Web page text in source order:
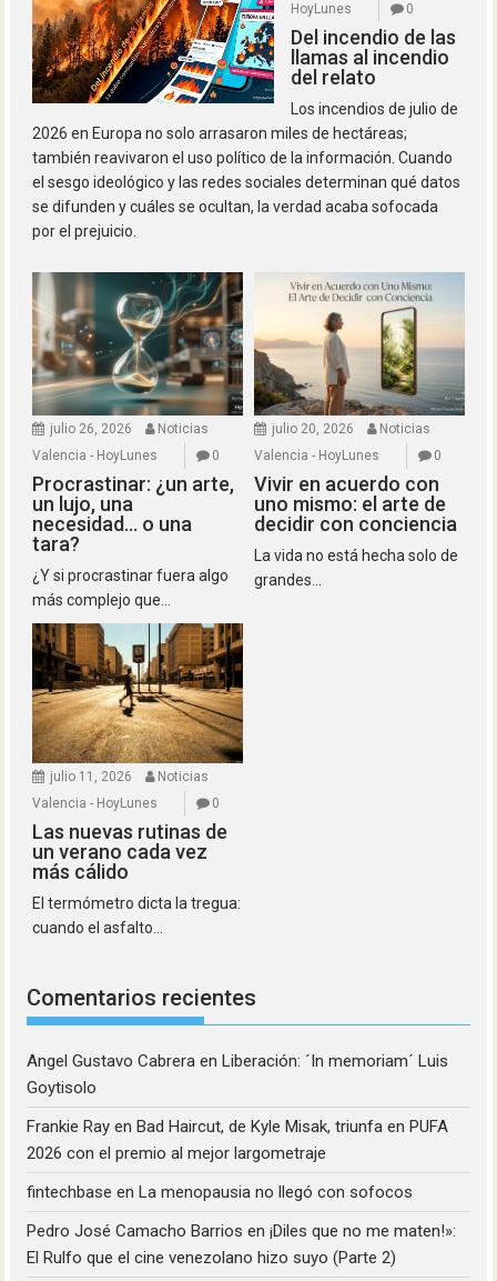
HoyLunes
0
Del incendio de las
llamas al incendio
del relato
Los incendios de julio de
2026 en Europa no solo arrasaron miles de hectáreas;
también reavivaron el uso político de la información. Cuando
el sesgo ideológico y las redes sociales determinan qué datos
se difunden y cuáles se ocultan, la verdad acaba sofocada
por el prejuicio.
julio 26, 2026
Noticias
Valencia - HoyLunes
0
Procrastinar: ¿un arte,
un lujo, una
necesidad… o una
tara?
¿Y si procrastinar fuera algo
más complejo que...
julio 20, 2026
Noticias
Valencia - HoyLunes
0
Vivir en acuerdo con
uno mismo: el arte de
decidir con conciencia
La vida no está hecha solo de
grandes...
julio 11, 2026
Noticias
Valencia - HoyLunes
0
Las nuevas rutinas de
un verano cada vez
más cálido
El termómetro dicta la tregua:
cuando el asfalto...
Comentarios recientes
Angel Gustavo Cabrera enLiberación: ´In memoriam´ Luis
Goytisolo
Frankie Ray enBad Haircut, de Kyle Misak, triunfa en PUFA
2026 con el premio al mejor largometraje
fintechbase enLa menopausia no llegó con sofocos
Pedro José Camacho Barrios en¡Diles que no me maten!»:
El Rulfo que el cine venezolano hizo suyo (Parte 2)